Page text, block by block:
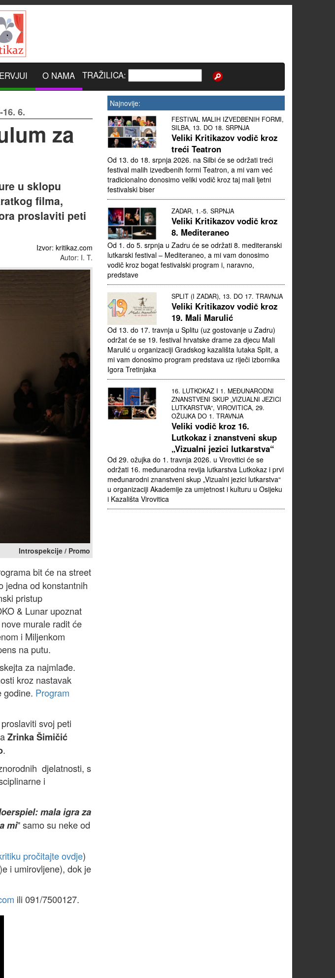
O NAMA TRAŽILICA:
6.
za
u sklopu
filma,
proslaviti peti
Izvor: kritikaz.com
Autor: I. T.
Introspekcije / Promo
bit će na street
jedna od konstantnih
pristup
& Lunar upoznat
murale radit će
i Miljenkom
na putu.
za najmlađe.
kroz nastavak
godine. Program
proslaviti svoj peti
Zrinka Šimičić
.
djelatnosti, s
i
mala igra za
mi" samo su neke od
pročitajte ovdje)
i umirovljene), dok je
ili 091/7500127.
Najnovije:
FESTIVAL MALIH IZVEDBENIH FORMI,
SILBA, 13. DO 18. SRPNJA
Veliki Kritikazov vodič kroz
treći Teatron
Od 13. do 18. srpnja 2026. na Silbi će se održati treći
festival malih izvedbenih formi Teatron, a mi vam već
tradicionalno donosimo veliki vodič kroz taj mali ljetni
festivalski biser
ZADAR, 1.-5. SRPNJA
Veliki Kritikazov vodič kroz
8. Mediteraneo
Od 1. do 5. srpnja u Zadru će se održati 8. mediteranski
lutkarski festival – Mediteraneo, a mi vam donosimo
vodič kroz bogat festivalski program i, naravno,
predstave
SPLIT (I ZADAR), 13. DO 17. TRAVNJA
Veliki Kritikazov vodič kroz
19. Mali Marulić
Od 13. do 17. travnja u Splitu (uz gostovanje u Zadru)
održat će se 19. festival hrvatske drame za djecu Mali
Marulić u organizaciji Gradskog kazališta lutaka Split, a
mi vam donosimo program predstava uz riječi izbornika
Igora Tretinjaka
16. LUTKOKAZ I 1. MEĐUNARODNI
ZNANSTVENI SKUP „VIZUALNI JEZICI
LUTKARSTVA“, VIROVITICA, 29.
OŽUJKA DO 1. TRAVNJA
Veliki vodič kroz 16.
Lutkokaz i znanstveni skup
„Vizualni jezici lutkarstva“
Od 29. ožujka do 1. travnja 2026. u Virovitici će se
održati 16. međunarodna revija lutkarstva Lutkokaz i prvi
međunarodni znanstveni skup „Vizualni jezici lutkarstva“
u organizaciji Akademije za umjetnost i kulturu u Osijeku
i Kazališta Virovitica